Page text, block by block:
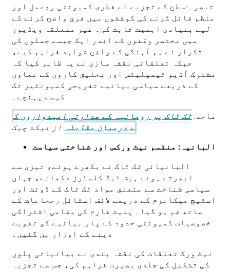
تبصرہ-سطح کے تجزیے نے فطری کمیونٹی ردِعمل اور
منظم قائل کرنے کی کوششوں میں فرق واضح کرنے کے
لیے بنیادی اہمیت ثابت کی۔ غیر متعلقہ ویڈیوز
میں مختصر وقفوں کے اندر ایک جیسے جملوں کی
تکرار نے ہم آہنگی کے واضح شواہد فراہم کیے،
جبکہ تعلقاتی نقشہ سازی نے یہ ظاہر کیا کہ
مشترک آڈیو ٹیمپلیٹس اور تخلیق کاروں کے تعاون
کے ذریعے سیاسی بیانیے تفریحی کمیونٹیز تک
کیسے پہنچے۔
ماخذ: ٹک ٹاک پر رومانیہ کے صدارتی امیدواروں ک
ے درمیان مقابلہ از فیکٹ چیک
البانیہ: منقسم نیٹ ورکس اور شناختی سیاست
البانیائی ٹک ٹاک نے بکھرے ہوئے، تیزی سے
ابھرتے ہوئے ہیش ٹیگ کلسٹرز دکھائے، جہاں
سیاسی شناخت سے متعلق مواد ٹک ٹاک کے ڈوئٹ اور
اسٹیچ میکانزم کے ذریعے لائف اسٹائل رجحانات کے
ساتھ ضم ہو گیا۔ پلیٹ فارم کی مقامی اشتراکی
خصوصیات کمیونٹی حدود کے پار بیانیے کو تقویت
دینے کے اوزار بن گئیں۔
نیٹ ورک تعلقات کی نقشہ بندی نے بیانیاتی پلوں
کی تشکیل کی جلدی بصیرت فراہم کی، جس سے تجزیہ